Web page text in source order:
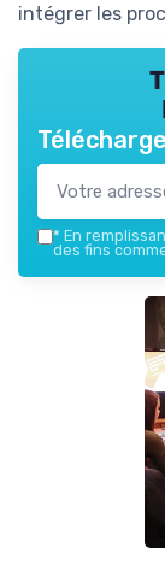
intégrer les
* En
des fins